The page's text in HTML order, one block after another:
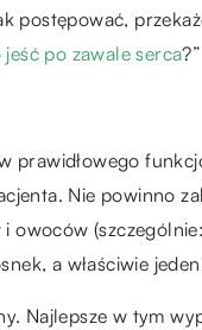
postępować,
jeść po zawale serca
prawidłowego
Nie powinno
owoców
a właściwie
Najlepsze w tym